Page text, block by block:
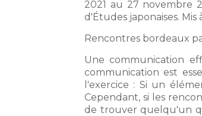
2021 au 27 novembre
d'Études japonaises. Mis
Rencontres bordeaux
Une communication
communication est
l'exercice : Si un
Cependant, si les
de trouver quelqu'un